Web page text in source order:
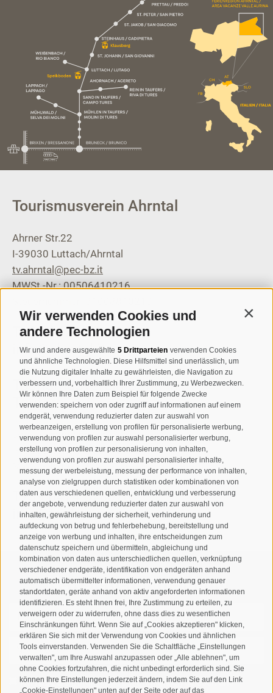
Wir verwenden Cookies und
andere Technologien
Wir und andere ausgewählte 5 Drittparteien verwenden Cookies
und ähnliche Technologien. Diese Hilfsmittel sind unerlässlich, um
die Nutzung digitaler Inhalte zu gewährleisten, die Navigation zu
verbessern und, vorbehaltlich Ihrer Zustimmung, zu Werbezwecken.
Wir können Ihre Daten zum Beispiel für folgende Zwecke
verwenden: speichern von oder zugriff auf informationen auf einem
endgerät, verwendung reduzierter daten zur auswahl von
werbeanzeigen, erstellung von profilen für personalisierte werbung,
verwendung von profilen zur auswahl personalisierter werbung,
erstellung von profilen zur personalisierung von inhalten,
verwendung von profilen zur auswahl personalisierter inhalte,
messung der werbeleistung, messung der performance von inhalten,
analyse von zielgruppen durch statistiken oder kombinationen von
daten aus verschiedenen quellen, entwicklung und verbesserung
der angebote, verwendung reduzierter daten zur auswahl von
inhalten, gewährleistung der sicherheit, verhinderung und
aufdeckung von betrug und fehlerbehebung, bereitstellung und
anzeige von werbung und inhalten, ihre entscheidungen zum
datenschutz speichern und übermitteln, abgleichung und
kombination von daten aus unterschiedlichen quellen, verknüpfung
verschiedener endgeräte, identifikation von endgeräten anhand
automatisch übermittelter informationen, verwendung genauer
standortdaten, geräte anhand von aktiv angeforderten informationen
identifizieren. Es steht Ihnen frei, Ihre Zustimmung zu erteilen, zu
verweigern oder zu widerrufen, ohne dass dies zu wesentlichen
Einschränkungen führt. Wenn Sie auf „Cookies akzeptieren" klicken,
erklären Sie sich mit der Verwendung von Cookies und ähnlichen
Tools einverstanden. Verwenden Sie die Schaltfläche „Einstellungen
verwalten", um Ihre Auswahl anzupassen oder „Alle ablehnen", um
ohne Cookies fortzufahren, die nicht unbedingt erforderlich sind. Sie
können Ihre Einstellungen jederzeit ändern, indem Sie auf den Link
„Cookie-Einstellungen" unten auf der Seite oder auf das
Tourismusverein Ahrntal
Ahrner Str.22
I-39030 Luttach/Ahrntal
tv.ahrntal@pec-bz.it
MWSt.-Nr.: 00506410216
T+39 0474 671136
info@ahrntal.it
Tourismusverein Sand in
Taufers
Josef-Jungmann-Str. 8
I-39032 Sand in Taufers
MWSt.-Nr: 00518320213
T+39 0474 678076
info@taufers.com
Newsletteranmeldung
Ich habe dieDatenschutzbestimmungengelesen und